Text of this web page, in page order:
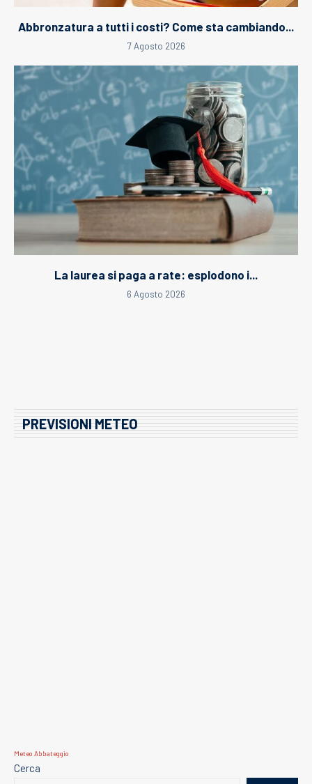
Abbronzatura a tutti i costi? Come sta cambiando...
7 Agosto 2026
La laurea si paga a rate: esplodono i...
6 Agosto 2026
PREVISIONI METEO
Meteo Abbateggio
Cerca